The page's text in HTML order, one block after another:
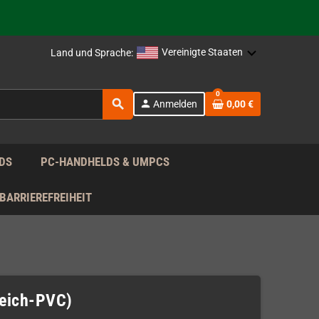
Land und Sprache: Vereinigte Staaten
search person Anmelden
0
0,00 €
PC-HANDHELDS & UMPCS
BARRIEREFREIHEIT
PVC)